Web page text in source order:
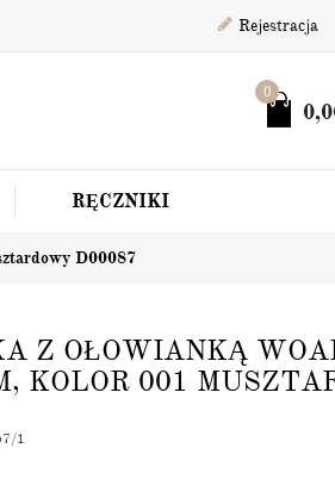
Rejestracja
0
RĘCZNIKI
D00087
Z OŁOWIANKĄ
KOLOR 001
1